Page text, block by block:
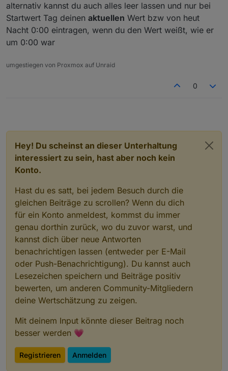
alternativ kannst du auch alles leer lassen und nur bei
Startwert Tag deinen aktuellen Wert bzw von heut
Nacht 0:00 eintragen, wenn du den Wert weißt, wie er
um 0:00 war
umgestiegen von Proxmox auf Unraid
0
Hey! Du scheinst an dieser Unterhaltung
interessiert zu sein, hast aber noch kein
Konto.
Hast du es satt, bei jedem Besuch durch die
gleichen Beiträge zu scrollen? Wenn du dich
für ein Konto anmeldest, kommst du immer
genau dorthin zurück, wo du zuvor warst, und
kannst dich über neue Antworten
benachrichtigen lassen (entweder per E-Mail
oder Push-Benachrichtigung). Du kannst auch
Lesezeichen speichern und Beiträge positiv
bewerten, um anderen Community-Mitgliedern
deine Wertschätzung zu zeigen.
Mit deinem Input könnte dieser Beitrag noch
besser werden 💗
Registrieren Anmelden